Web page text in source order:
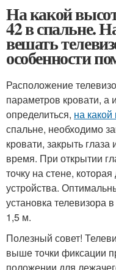
На какой
42 в спальне.
вешать
особенности
Расположение
параметров кровати,
определиться, на
спальне, необходимо
кровати, закрыть
время. При открытии
точку на стене,
устройства.
установка телевизора
1,5 м.
Полезный совет!
выше точки фиксации
положении для